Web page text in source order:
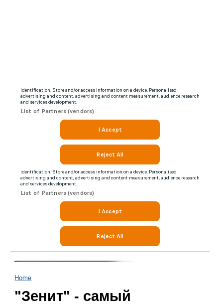
Home
"Зенит" - самый